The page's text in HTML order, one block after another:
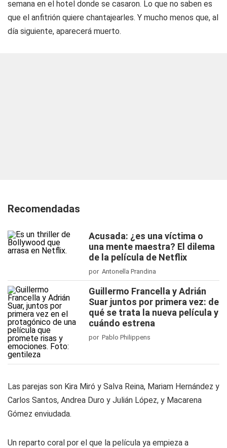
semana en el hotel donde se casaron. Lo que no saben es
que el anfitrión quiere chantajearles. Y mucho menos que, al
día siguiente, aparecerá muerto.
Recomendadas
Acusada: ¿es una víctima o
una mente maestra? El dilema
de la película de Netflix
por Antonella Prandina
Guillermo Francella y Adrián
Suar juntos por primera vez: de
qué se trata la nueva película y
cuándo estrena
por Pablo Philippens
Las parejas son Kira Miró y Salva Reina, Mariam Hernández y
Carlos Santos, Andrea Duro y Julián López, y Macarena
Gómez enviudada.
Un reparto coral por el que la película ya empieza a